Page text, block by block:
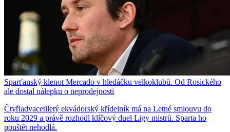
Sparťanský klenot Mercado v hledáčku velkoklubů. Od Rosického
ale dostal nálepku o neprodejnosti
Čtyřiadvacetiletý ekvádorský křídelník má na Letné smlouvu do
roku 2029 a právě rozhodl klíčový duel Ligy mistrů. Sparta ho
pouštět nehodlá.